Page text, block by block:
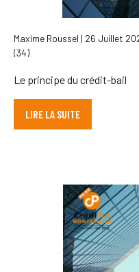
Maxime Roussel | 26 Juillet
(34)
Le principe du crédit-bail
LIRE LA SUITE